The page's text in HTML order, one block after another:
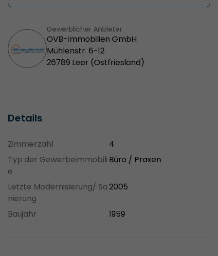
Gewerblicher Anbieter
OVB-Immobilien GmbH
Mühlenstr. 6-12
26789 Leer (Ostfriesland)
Details
Zimmerzahl
4
Typ der Gewerbeimmobili
e
Büro / Praxen
Letzte Modernisierung/ Sa
nierung
2005
Baujahr 1959